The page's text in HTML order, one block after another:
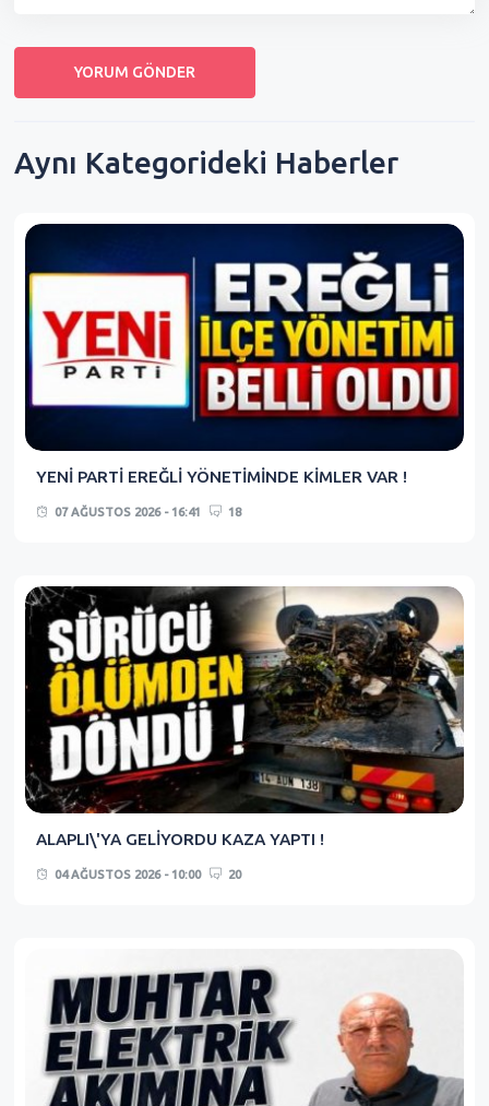
Aynı Kategorideki Haberler
YENİ PARTİ EREĞLİ YÖNETİMİNDE KİMLER VAR !
07 AĞUSTOS 2026 - 16:41 18
ALAPLI\'YA GELİYORDU KAZA YAPTI !
04 AĞUSTOS 2026 - 10:00 20